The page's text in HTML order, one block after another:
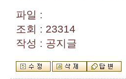
파일 :
조회 : 23314
작성 : 공지글